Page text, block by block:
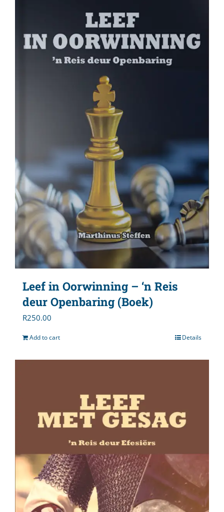
Leef in Oorwinning – ‘n Reis
deur Openbaring (Boek)
R250.00
Add to cart Details